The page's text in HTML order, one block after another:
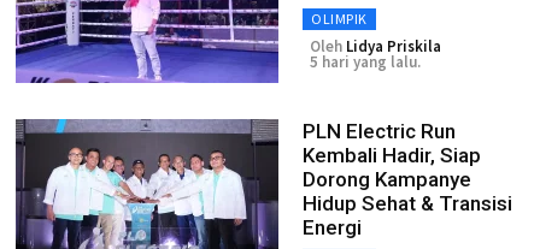
OLIMPIK
Oleh Lidya Priskila
5 hari yang lalu.
PLN Electric Run
Kembali Hadir, Siap
Dorong Kampanye
Hidup Sehat & Transisi
Energi